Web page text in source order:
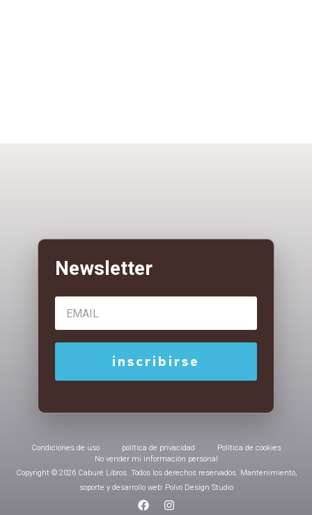
Condiciones de uso política de privacidad
Política de cookies
No vender mi información personal
Copyright © 2026 Caburé Libros. Todos los derechos reservados. Mantenimiento,
soporte y desarrollo web: Polvo Design Studio